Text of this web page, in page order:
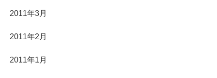
2011年3月
2011年2月
2011年1月